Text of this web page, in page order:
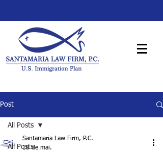
Post
All Posts
All Posts
Santamaria Law Firm, P.C.
18 de mai.